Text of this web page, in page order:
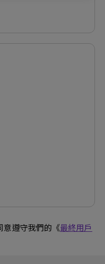
意遵守我們的《最終用戶